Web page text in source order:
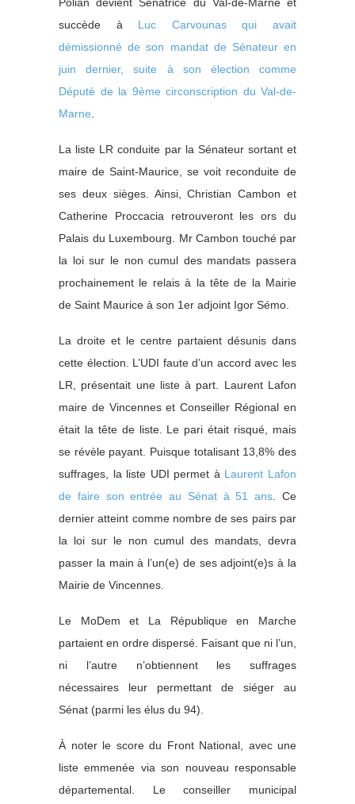
succède à Luc Carvounas qui avait
démissionné de son mandat de Sénateur en
juin dernier, suite à son élection comme
Député de la 9ème circonscription du Val-de-
Marne
La liste LR conduite par la Sénateur sortant et
maire de Saint-Maurice, se voit reconduite de
ses deux sièges. Ainsi, Christian Cambon et
Catherine Proccacia retrouveront les ors du
Palais du Luxembourg. Mr Cambon touché par
la loi sur le non cumul des mandats passera
prochainement le relais à la tête de la Mairie
de Saint Maurice à son 1er adjoint Igor Sémo.
La droite et le centre partaient désunis dans
cette élection. L’UDI faute d’un accord avec les
LR, présentait une liste à part. Laurent Lafon
maire de Vincennes et Conseiller Régional en
était la tête de liste. Le pari était risqué, mais
se révèle payant. Puisque totalisant 13,8% des
suffrages, la liste UDI permet à Laurent Lafon
de faire son entrée au Sénat à 51 ans . Ce
dernier atteint comme nombre de ses pairs par
la loi sur le non cumul des mandats, devra
passer la main à l’un(e) de ses adjoint(e)s à la
Mairie de Vincennes.
Le MoDem et La République en Marche
partaient en ordre dispersé. Faisant que ni l’un,
ni l’autre n’obtiennent les suffrages
nécessaires leur permettant de siéger au
Sénat (parmi les élus du 94).
À noter le score du Front National, avec une
liste emmenée via son nouveau responsable
départemental. Le conseiller municipal